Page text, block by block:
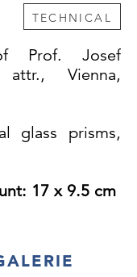
TECHNICAL
Prof. Josef
attr., Vienna,
glass prisms,
17 x 9.5 cm